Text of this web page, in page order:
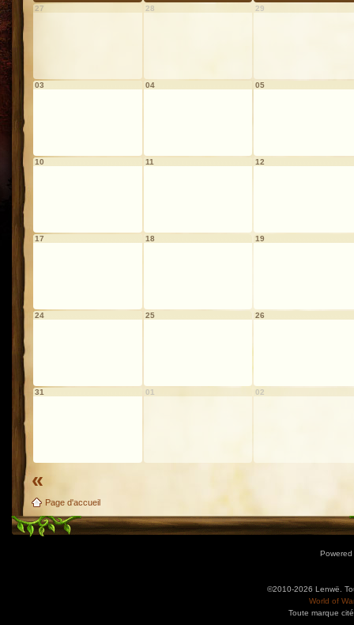
27
28 29
03 04 05
10 11 12
17 18 19
24 25 26
31 01 02
«
Page d'accueil
©2010-2026 Lenwë.
World of
Toute marque